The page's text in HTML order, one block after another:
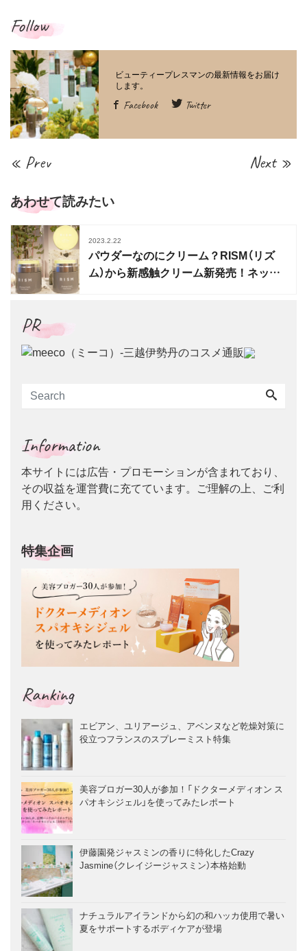
Follow
Facebook Twitter
« Prev Next »
あわせて読みたい
2023.2.22
パウダーなのにクリーム？RISM（リズ
ム）から新感触クリーム新発売！ネック
PR
Information
本サイトには広告・プロモーションが含まれており、
その収益を運営費に充てています。ご理解の上、ご利
用ください。
特集企画
Ranking
エビアン、ユリアージュ、アベンヌなど乾燥対策に
役立つフランスのスプレーミスト特集
美容ブロガー30人が参加！「ドクターメディオン ス
パオキシジェル」を使ってみたレポート
伊藤園発ジャスミンの香りに特化したCrazy
Jasmine（クレイジージャスミン）本格始動
ナチュラルアイランドから幻の和ハッカ使用で暑い
夏をサポートするボディケアが登場